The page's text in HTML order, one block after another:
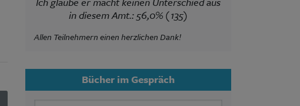
in diesem Amt.: 56,0% (135)
Allen Teilnehmern einen herzlichen Dank!
Bücher im Gespräch